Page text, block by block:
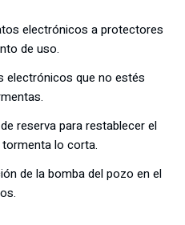
electrónicos a protectores
de uso.
electrónicos que no estés
reserva para restablecer el
lo corta.
de la bomba del pozo en el